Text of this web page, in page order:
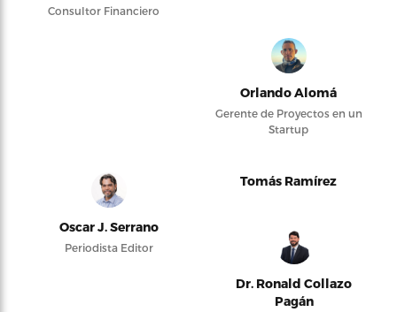
Consultor Financiero
Orlando Alomá
Gerente de Proyectos en un
Startup
Oscar J. Serrano
Periodista Editor
Tomás Ramírez
Dr. Ronald Collazo
Pagán